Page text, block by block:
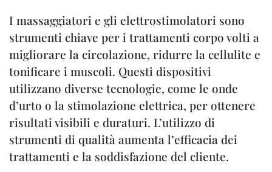
I massaggiatori e gli elettrostimolatori sono
strumenti chiave per i trattamenti corpo volti a
migliorare la circolazione, ridurre la cellulite e
tonificare i muscoli. Questi dispositivi
utilizzano diverse tecnologie, come le onde
d’urto o la stimolazione elettrica, per ottenere
risultati visibili e duraturi. L’utilizzo di
strumenti di qualità aumenta l’efficacia dei
trattamenti e la soddisfazione del cliente.